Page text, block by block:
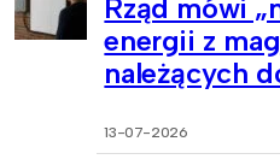
Rząd mówi
energii z
należących
13-07-2026